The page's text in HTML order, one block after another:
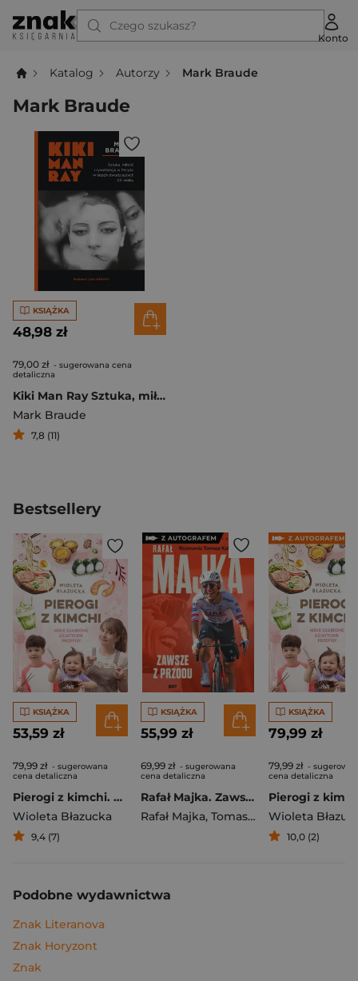
Czego szukasz?
Konto
Katalog Autorzy Mark Braude
Mark Braude
KSIĄŻKA
48,98 zł
79,00 zł - sugerowana cena
detaliczna
Kiki Man Ray Sztuka, miłość i rywalizacja w Paryżu w latach dwudziestych XX wieku.
Mark Braude
7,8 (11)
Bestsellery
KSIĄŻKA
53,59 zł
79,99 zł - sugerowana
cena detaliczna
Pierogi z kimchi. Moje ulubione azjatyckie przepisy
Wioleta Błazucka
9,4 (7)
KSIĄŻKA
55,99 zł
69,99 zł - sugerowana
cena detaliczna
Rafał Majka. Zawsze z przodu. Rozmawia Tomasz Kalemba - książka z autografem
Rafał Majka, Tomasz Kalemba
KSIĄŻKA
79,99 zł
79,99 zł -
cena detaliczna
Wioleta
10,0 (2)
Podobne wydawnictwa
Znak Literanova
Znak Horyzont
Znak